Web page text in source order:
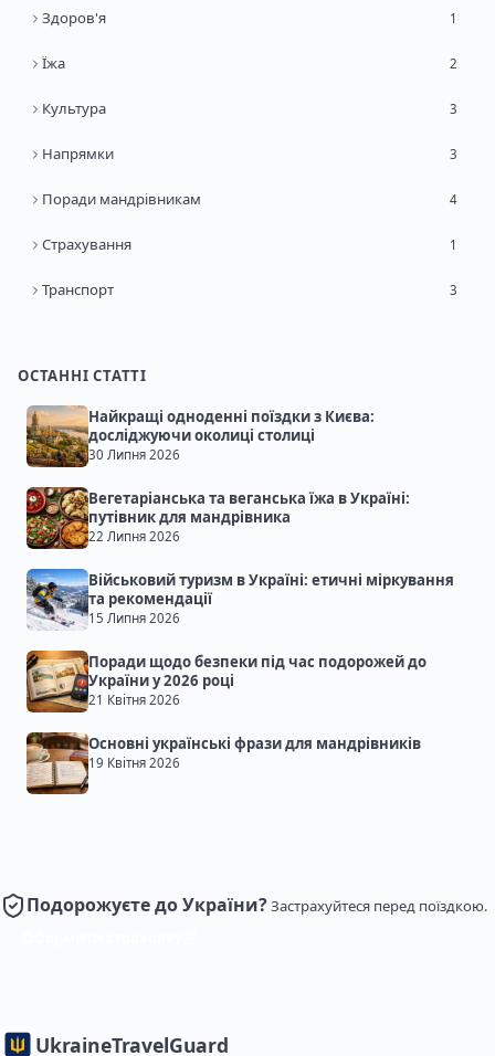
Здоров'я 1
Їжа 2
Культура 3
Напрямки 3
Поради мандрівникам 4
Страхування 1
Транспорт 3
ОСТАННІ СТАТТІ
Найкращі одноденні поїздки з Києва:
досліджуючи околиці столиці
30 Липня 2026
Вегетаріанська та веганська їжа в Україні:
путівник для мандрівника
22 Липня 2026
Військовий туризм в Україні: етичні міркування
та рекомендації
15 Липня 2026
Поради щодо безпеки під час подорожей до
України у 2026 році
21 Квітня 2026
Основні українські фрази для мандрівників
19 Квітня 2026
Подорожуєте до України?Застрахуйтеся перед поїздкою.
UkraineTravelGuard